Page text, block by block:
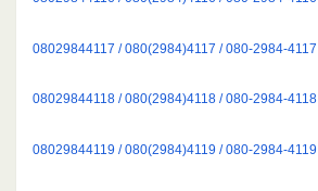
08029844117 / 080(2984)4117 / 080-2984-4117
08029844118 / 080(2984)4118 / 080-2984-4118
08029844119 / 080(2984)4119 / 080-2984-4119